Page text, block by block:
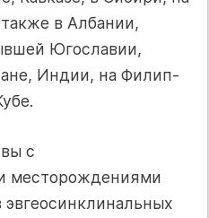
в Алба­нии,
Югославии,
Индии, на Филип­
с
месторождениями